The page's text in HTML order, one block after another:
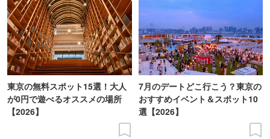
東京の無料スポット15選！大人
が0円で遊べるオススメの場所
【2026】
7月のデートどこ行こう？東京の
おすすめイベント＆スポット10
選【2026】